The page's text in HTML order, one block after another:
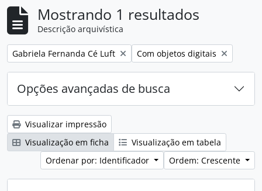
Mostrando 1 resultados
Descrição arquivística
Remover filtro:
Gabriela Fernanda Cé Luft Remover filtro:
Com objetos digitais
Opções avançadas de busca
Visualizar impressão
Visualização em ficha
Visualização em tabela
Ordenar por: Identificador
Ordem: Crescente